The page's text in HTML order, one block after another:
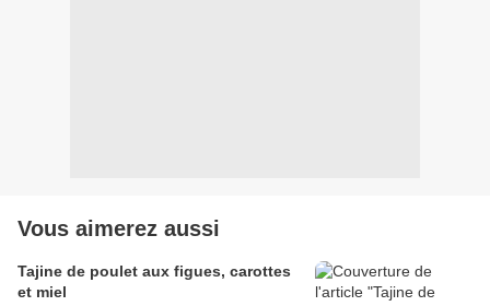
Vous aimerez aussi
Tajine de poulet aux figues, carottes
et miel